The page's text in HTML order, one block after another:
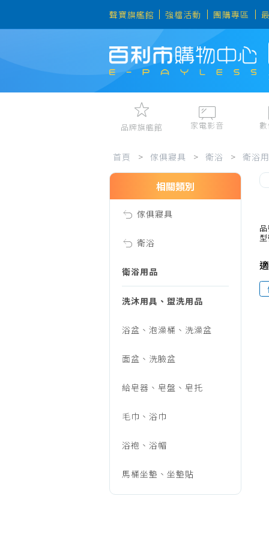
聲寶旗艦館 強檔活動 團購專區
品牌旗艦館 家電影音
電冰箱、冷凍櫃
廚房家電
生活家電
數位周邊
筆電、
首頁 > 傢俱寢具 > 衛浴 > 衛浴
相關類別
傢俱寢具
衛浴
衛浴用品
洗沐用具、盥洗用品
浴盆、泡澡桶、洗澡盆
面盆、洗臉盆
給皂器、皂盤、皂托
毛巾、浴巾
浴袍、浴帽
馬桶坐墊、坐墊貼